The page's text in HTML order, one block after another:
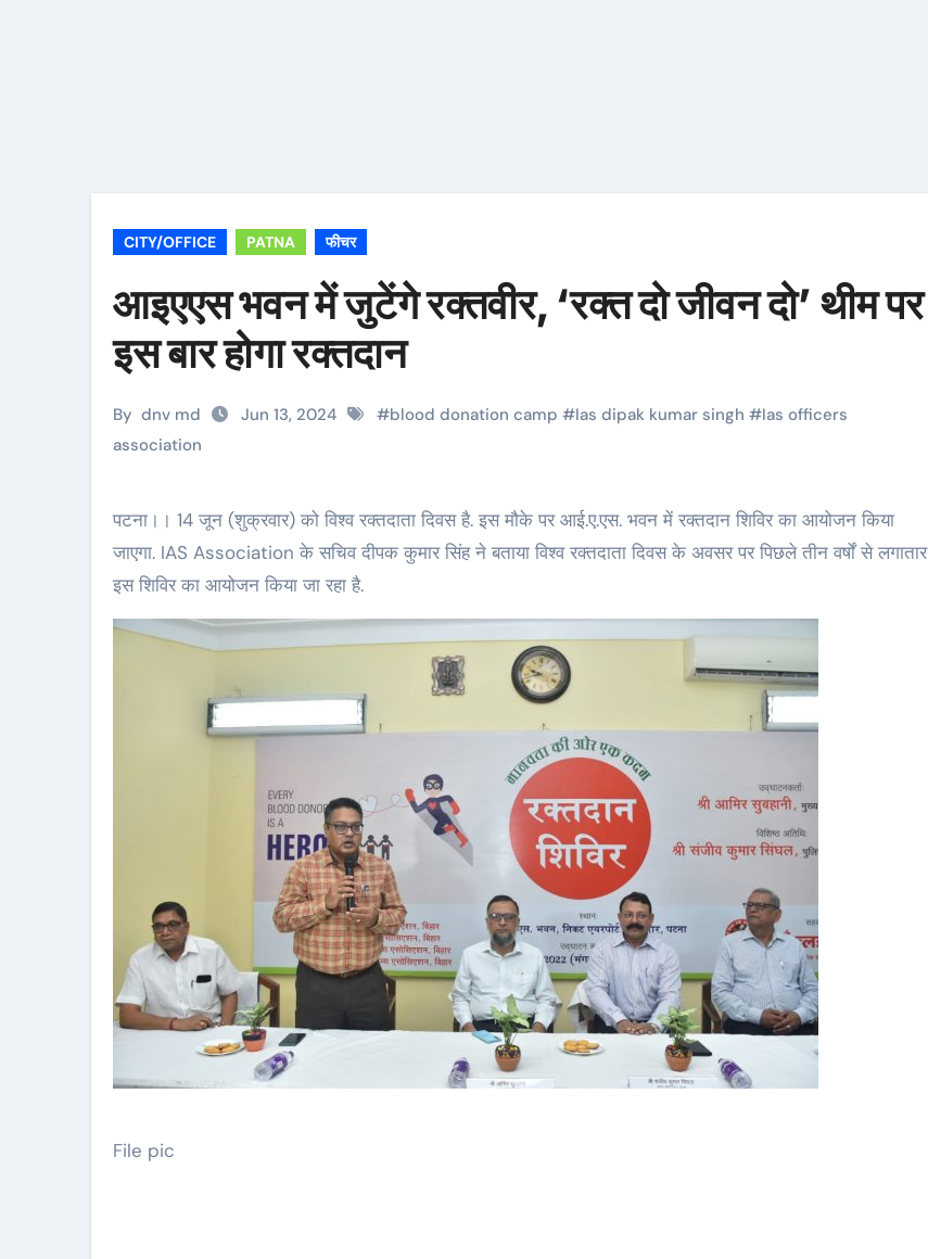
CITY/OFFICE PATNA फीचर
आइएएस भवन में जुटेंगे रक्तवीर, ‘रक्त दो जीवन दो’ थीम पर
इस बार होगा रक्तदान
By dnv md Jun 13, 2024 #blood donation camp #Ias dipak kumar singh #Ias officers
association
पटना।। 14 जून (शुक्रवार) को विश्व रक्तदाता दिवस है. इस मौके पर आई.ए.एस. भवन में रक्तदान शिविर का आयोजन किया
जाएगा. IAS Association के सचिव दीपक कुमार सिंह ने बताया विश्व रक्तदाता दिवस के अवसर पर पिछले तीन वर्षों से लगातार
इस शिविर का आयोजन किया जा रहा है.
File pic